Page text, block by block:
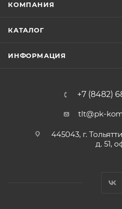
КОМПАНИЯ
КАТАЛОГ
ИНФОРМАЦИЯ
+7 (8482)
tlt@pk-
445043, г.
д. 51,